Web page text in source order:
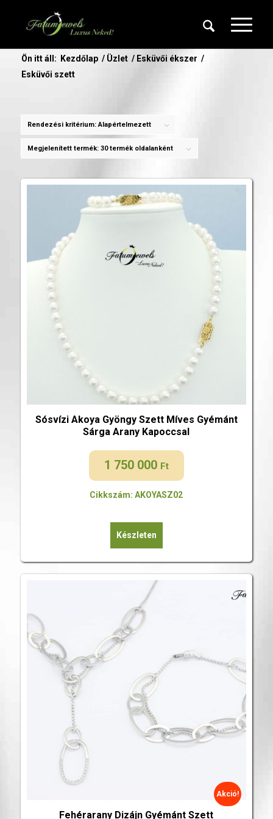
Ön itt áll: Kezdőlap / Üzlet / Esküvői ékszer /
Esküvői szett
Rendezési kritérium:Alapértelmezett
Megjelenített termék: 30 termék oldalanként
Sósvízi Akoya Gyöngy Szett Míves Gyémánt
Sárga Arany Kapoccsal
1 750 000 Ft
Cikkszám: AKOYASZ02
Készleten
Fehérarany Dizájn Gyémánt Szett
Akció!